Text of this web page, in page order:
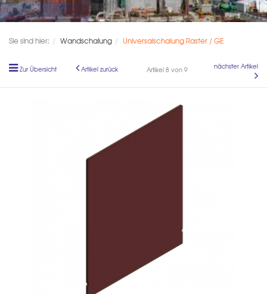
Sie sind hier: Wandschalung Universalschalung Raster / GE
Zur Übersicht Artikel zurück Artikel 8 von 9 nächster Artikel